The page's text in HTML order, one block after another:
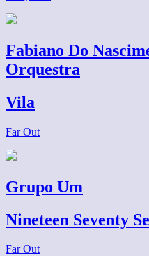
Fabiano Do
Orquestra
Vila
Far Out
Grupo Um
Nineteen Seventy
Far Out